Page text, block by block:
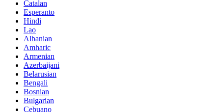
Catalan
Esperanto
Hindi
Lao
Albanian
Amharic
Armenian
Azerbaijani
Belarusian
Bengali
Bosnian
Bulgarian
Cebuano